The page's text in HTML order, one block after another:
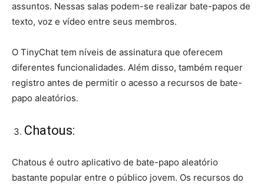
assuntos. Nessas salas podem-se realizar bate-papos de
texto, voz e vídeo entre seus membros.
O TinyChat tem níveis de assinatura que oferecem
diferentes funcionalidades. Além disso, também requer
registro antes de permitir o acesso a recursos de bate-
papo aleatórios.
Chatous:
Chatous é outro aplicativo de bate-papo aleatório
bastante popular entre o público jovem. Os recursos do